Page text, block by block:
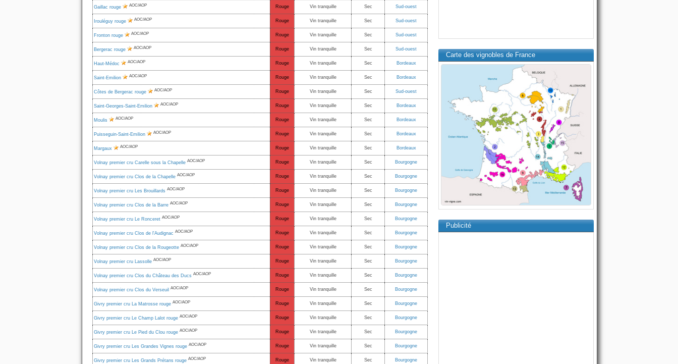
Gaillac rouge AOC/AOP Rouge Vin tranquille Sec Sud-ouest
Irouléguy rouge AOC/AOP Rouge Vin tranquille Sec Sud-ouest
Fronton rouge AOC/AOP Rouge Vin tranquille Sec Sud-ouest
Bergerac rouge AOC/AOP Rouge Vin tranquille Sec Sud-ouest
Haut-Médoc AOC/AOP Rouge Vin tranquille Sec Bordeaux
Saint-Emilion AOC/AOP Rouge Vin tranquille Sec Bordeaux
Côtes de Bergerac rouge AOC/AOP Rouge Vin tranquille Sec Sud-ouest
Saint-Georges-Saint-Emilion AOC/AOP Rouge Vin tranquille Sec Bordeaux
Moulis AOC/AOP Rouge Vin tranquille Sec Bordeaux
Puisseguin-Saint-Emilion AOC/AOP Rouge Vin tranquille Sec Bordeaux
Margaux AOC/AOP Rouge Vin tranquille Sec Bordeaux
Volnay premier cru Carelle sous la Chapelle AOC/AOP Rouge Vin tranquille Sec Bourgogne
Volnay premier cru Clos de la Chapelle AOC/AOP Rouge Vin tranquille Sec Bourgogne
Volnay premier cru Les Brouillards AOC/AOP Rouge Vin tranquille Sec Bourgogne
Volnay premier cru Clos de la Barre AOC/AOP Rouge Vin tranquille Sec Bourgogne
Volnay premier cru Le Ronceret AOC/AOP Rouge Vin tranquille Sec Bourgogne
Volnay premier cru Clos de l'Audignac AOC/AOP Rouge Vin tranquille Sec Bourgogne
Volnay premier cru Clos de la Rougeotte AOC/AOP Rouge Vin tranquille Sec Bourgogne
Volnay premier cru Lassolle AOC/AOP Rouge Vin tranquille Sec Bourgogne
Volnay premier cru Clos du Château des Ducs AOC/AOP Rouge Vin tranquille Sec Bourgogne
Volnay premier cru Clos du Verseuil AOC/AOP Rouge Vin tranquille Sec Bourgogne
Givry premier cru La Matrosse rouge AOC/AOP Rouge Vin tranquille Sec Bourgogne
Givry premier cru Le Champ Lalot rouge AOC/AOP Rouge Vin tranquille Sec Bourgogne
Givry premier cru Le Pied du Clou rouge AOC/AOP Rouge Vin tranquille Sec Bourgogne
Givry premier cru Les Grandes Vignes rouge AOC/AOP Rouge Vin tranquille Sec Bourgogne
Givry premier cru Les Grands Prétans rouge AOC/AOP Rouge Vin tranquille Sec Bourgogne
Carte des vignobles de France
Publicité